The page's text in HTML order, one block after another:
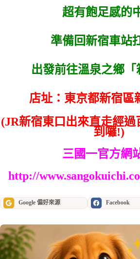
超有飽足感的
準備回新宿車站
出發前往溫泉之鄉「
店址：東京都新宿區
(JR新宿東口出來直走經過
到囉!)
三國一官方網
http://
Google 偏好來源 Facebook